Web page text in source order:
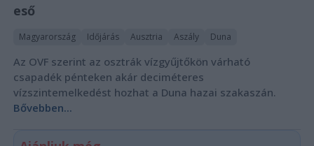
eső
Magyarország Időjárás Ausztria Aszály Duna
Az OVF szerint az osztrák vízgyűjtőkön várható
csapadék pénteken akár deciméteres
vízszintemelkedést hozhat a Duna hazai szakaszán.
Bővebben...